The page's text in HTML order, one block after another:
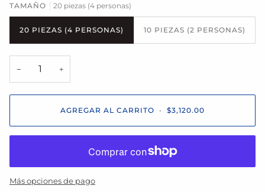
TAMAÑO 20 piezas (4 personas)
20 PIEZAS (4 PERSONAS) 10 PIEZAS (2 PERSONAS)
− +
AGREGAR AL CARRITO • $3,120.00
Más opciones de pago